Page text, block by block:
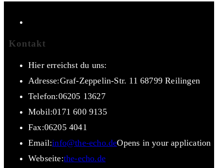
Kontakt
Hier erreichst du uns:
Adresse:Graf-Zeppelin-Str. 11 68799 Reilingen
Telefon:06205 13627
Mobil:0171 600 9135
Fax:06205 4041
Email:info@the-echo.deOpens in your application
Webseite:the-echo.de